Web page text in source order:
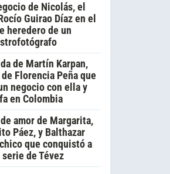
de Nicolás, el
Guirao Díaz en el
heredero de un
de Martín Karpan,
Florencia Peña que
negocio con ella y
en Colombia
amor de Margarita,
Páez, y Balthazar
que conquistó a
de Tévez